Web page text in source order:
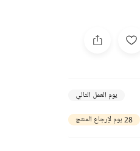
يوم العمل التالي
28 يوم لإرجاع المنتج